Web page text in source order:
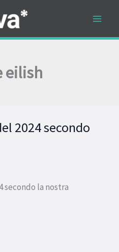
eilish
2024 secondo
secondo la nostra